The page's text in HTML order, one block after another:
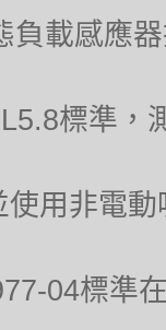
負載感應
標準，
用非電動
04標準